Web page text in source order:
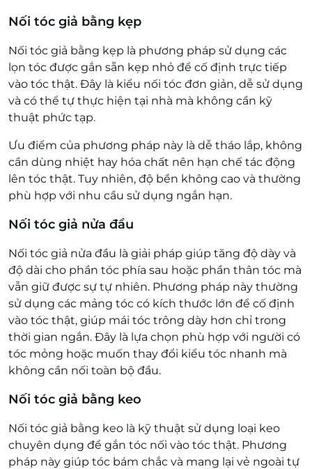
Nối tóc giả bằng kẹp
Nối tóc giả bằng kẹp là phương pháp sử dụng các
lọn tóc được gắn sẵn kẹp nhỏ để cố định trực tiếp
vào tóc thật. Đây là kiểu nối tóc đơn giản, dễ sử dụng
và có thể tự thực hiện tại nhà mà không cần kỹ
thuật phức tạp.
Ưu điểm của phương pháp này là dễ tháo lắp, không
cần dùng nhiệt hay hóa chất nên hạn chế tác động
lên tóc thật. Tuy nhiên, độ bền không cao và thường
phù hợp với nhu cầu sử dụng ngắn hạn.
Nối tóc giả nửa đầu
Nối tóc giả nửa đầu là giải pháp giúp tăng độ dày và
độ dài cho phần tóc phía sau hoặc phần thân tóc mà
vẫn giữ được sự tự nhiên. Phương pháp này thường
sử dụng các mảng tóc có kích thước lớn để cố định
vào tóc thật, giúp mái tóc trông dày hơn chỉ trong
thời gian ngắn. Đây là lựa chọn phù hợp với người có
tóc mỏng hoặc muốn thay đổi kiểu tóc nhanh mà
không cần nối toàn bộ đầu.
Nối tóc giả bằng keo
Nối tóc giả bằng keo là kỹ thuật sử dụng loại keo
chuyên dụng để gắn tóc nối vào tóc thật. Phương
pháp này giúp tóc bám chắc và mang lại vẻ ngoài tự